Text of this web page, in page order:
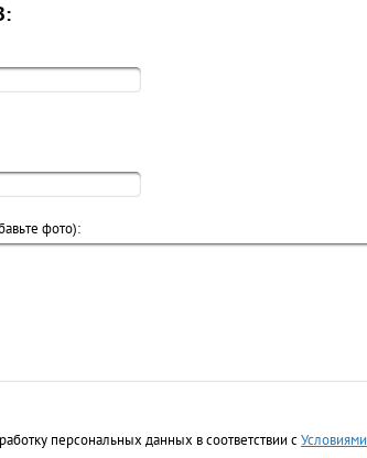
фото):
персональных данных в соответствии сУсловиями